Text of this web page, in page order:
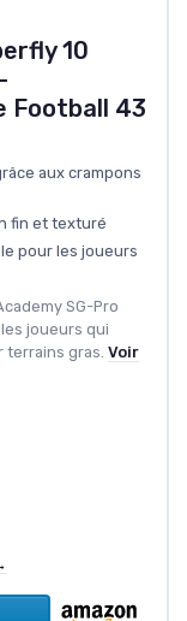
10
Football 43
aux crampons
fin et texturé
pour les joueurs
SG-Pro
joueurs qui
gras. Voir